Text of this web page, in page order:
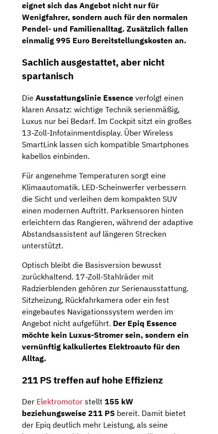
eignet sich das Angebot nicht nur für
Wenigfahrer, sondern auch für den normalen
Pendel- und Familienalltag. Zusätzlich fallen
einmalig 995 Euro Bereitstellungskosten an.
Sachlich ausgestattet, aber nicht
spartanisch
Die Ausstattungslinie Essence verfolgt einen
klaren Ansatz: wichtige Technik serienmäßig,
Luxus nur bei Bedarf. Im Cockpit sitzt ein großes
13-Zoll-Infotainmentdisplay. Über Wireless
SmartLink lassen sich kompatible Smartphones
kabellos einbinden.
Für angenehme Temperaturen sorgt eine
Klimaautomatik. LED-Scheinwerfer verbessern
die Sicht und verleihen dem kompakten SUV
einen modernen Auftritt. Parksensoren hinten
erleichtern das Rangieren, während der adaptive
Abstandsassistent auf längeren Strecken
unterstützt.
Optisch bleibt die Basisversion bewusst
zurückhaltend. 17-Zoll-Stahlräder mit
Radzierblenden gehören zur Serienausstattung.
Sitzheizung, Rückfahrkamera oder ein fest
eingebautes Navigationssystem werden im
Angebot nicht aufgeführt. Der Epiq Essence
möchte kein Luxus-Stromer sein, sondern ein
vernünftig kalkuliertes Elektroauto für den
Alltag.
211 PS treffen auf hohe Effizienz
Der Elektromotor stellt 155 kW
beziehungsweise 211 PS bereit. Damit bietet
der Epiq deutlich mehr Leistung, als seine